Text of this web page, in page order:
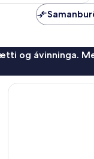
og ávinninga.